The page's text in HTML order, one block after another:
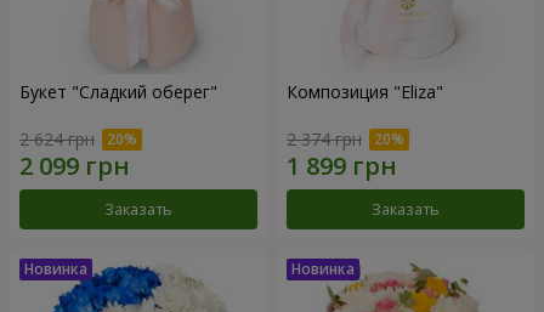
Букет "Сладкий оберег"
2 624 грн
Заказать
Композиция "Eliza"
2 374 грн
Заказать